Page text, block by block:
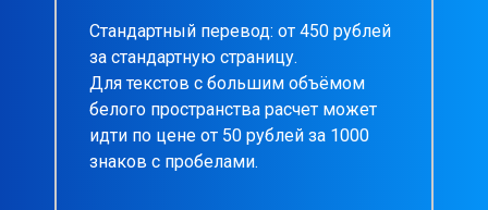
Стандартный перевод: от 450 рублей
за стандартную страницу.
Для текстов с большим объёмом
белого пространства расчет может
идти по цене от 50 рублей за 1000
знаков с пробелами.